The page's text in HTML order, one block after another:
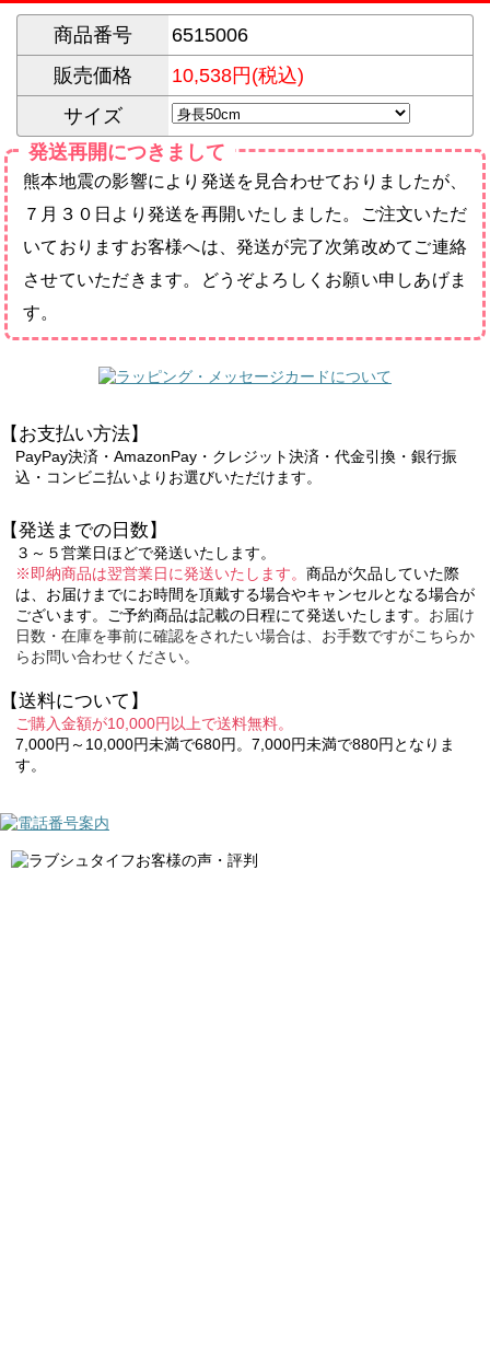
商品番号
6515006
販売価格
10,538円(税込)
サイズ
発送再開につきまして
熊本地震の影響により発送を見合わせておりましたが、
７月３０日より発送を再開いたしました。ご注文いただ
いておりますお客様へは、発送が完了次第改めてご連絡
させていただきます。どうぞよろしくお願い申しあげま
す。
【お支払い方法】
PayPay決済・AmazonPay・クレジット決済・代金引換・銀行振
込・コンビニ払いよりお選びいただけます。
【発送までの日数】
３～５営業日ほどで発送いたします。
※即納商品は翌営業日に発送いたします。 商品が欠品していた際
は、お届けまでにお時間を頂戴する場合やキャンセルとなる場合が
ございます。ご予約商品は記載の日程にて発送いたします。 お届け
日数・在庫を事前に確認をされたい場合は、お手数ですがこちらか
らお問い合わせください。
【送料について】
ご購入金額が10,000円以上で送料無料。
7,000円～10,000円未満で680円。7,000円未満で880円となりま
す。